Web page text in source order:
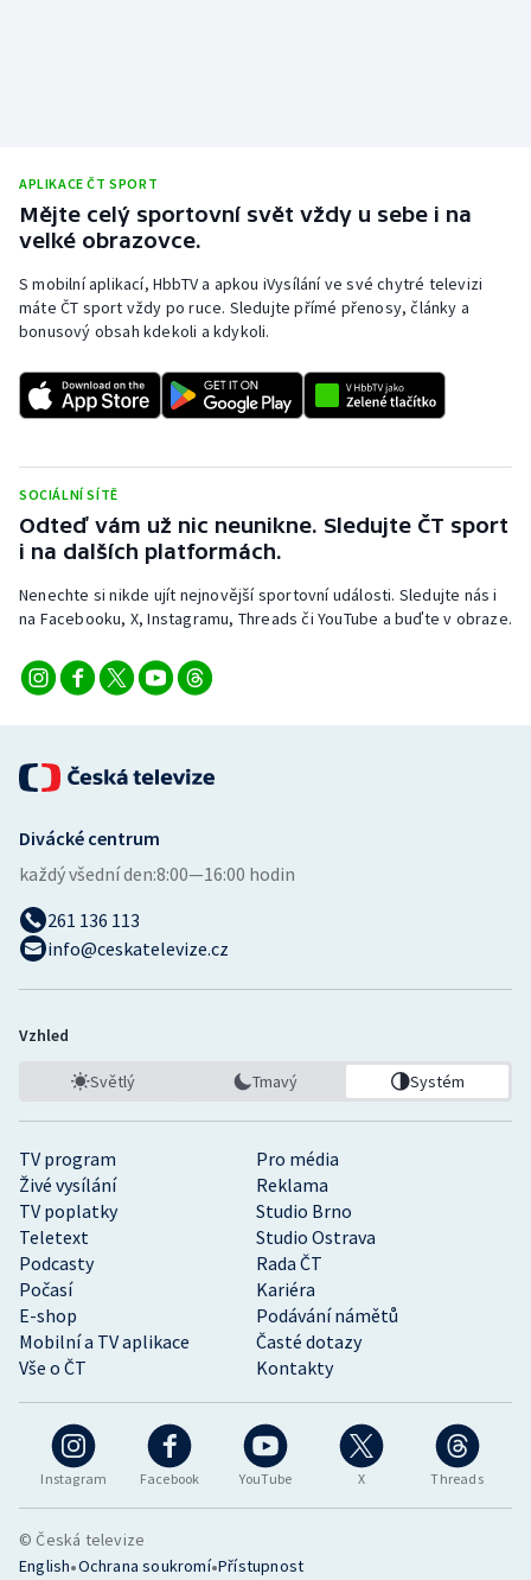
APLIKACE ČT SPORT
Mějte celý sportovní svět vždy u sebe i na
velké obrazovce.
S mobilní aplikací, HbbTV a apkou iVysílání ve své chytré televizi
máte ČT sport vždy po ruce. Sledujte přímé přenosy, články a
bonusový obsah kdekoli a kdykoli.
SOCIÁLNÍ SÍTĚ
Odteď vám už nic neunikne. Sledujte ČT sport
i na dalších platformách.
Nenechte si nikde ujít nejnovější sportovní události. Sledujte nás i
na Facebooku, X, Instagramu, Threads či YouTube a buďte v obraze.
Instagram Facebook YouTube X Threads
TV program
Pro média
Živé vysílání
Reklama
TV poplatky
Studio Brno
Teletext
Studio Ostrava
Podcasty
Rada ČT
Počasí
Kariéra
E-shop
Podávání námětů
Mobilní a TV aplikace
Časté dotazy
Vše o ČT
Kontakty
Divácké centrum
každý všední den:8:00—16:00 hodin
261 136 113
info@ceskatelevize.cz
Vzhled
Světlý Tmavý Systém
© Česká televize
English•Ochrana soukromí•Přístupnost